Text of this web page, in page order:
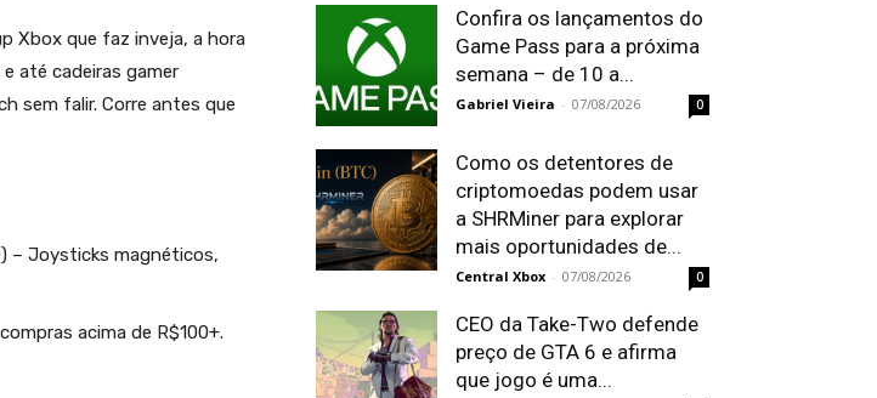
Xbox que faz inveja, a hora
até cadeiras gamer
sem falir. Corre antes que
– Joysticks magnéticos,
acima de R$100+.
Confira os lançamentos do
Game Pass para a próxima
semana – de 10 a...
Gabriel Vieira - 07/08/2026 0
Como os detentores de
criptomoedas podem usar
a SHRMiner para explorar
mais oportunidades de...
Central Xbox - 07/08/2026 0
CEO da Take-Two defende
preço de GTA 6 e afirma
que jogo é uma...